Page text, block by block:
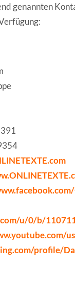
genannten
u/0/b/
profile/